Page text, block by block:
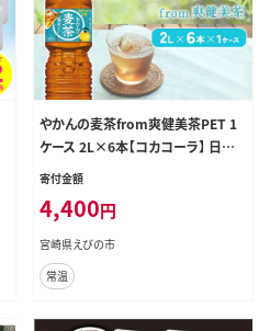
やかんの麦茶from爽健美茶PET 1
ケース 2L×6本【コカコーラ】 日本
茶 お茶 麦茶 ペットボトル カフェイ
むくみ
寄付金額
4,400円
宮崎県えびの市
常温